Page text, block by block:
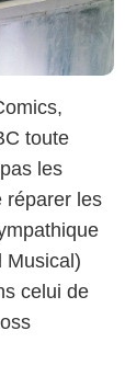
toute
les
réparer les
Musical)
celui de